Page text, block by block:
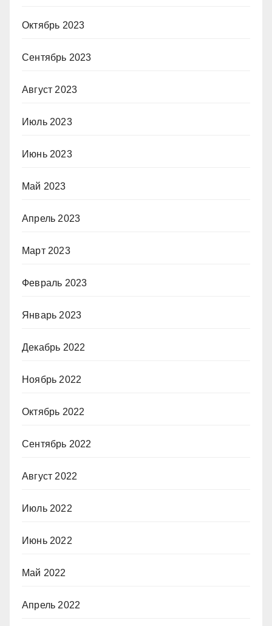
Октябрь 2023
Сентябрь 2023
Август 2023
Июль 2023
Июнь 2023
Май 2023
Апрель 2023
Март 2023
Февраль 2023
Январь 2023
Декабрь 2022
Ноябрь 2022
Октябрь 2022
Сентябрь 2022
Август 2022
Июль 2022
Июнь 2022
Май 2022
Апрель 2022